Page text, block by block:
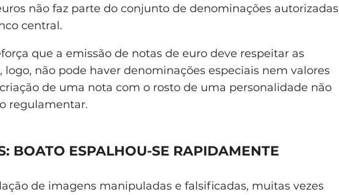
não faz parte do conjunto de denominações autorizadas
central.
que a emissão de notas de euro deve respeitar as
logo, não pode haver denominações especiais nem valores
de uma nota com o rosto de uma personalidade não
regulamentar.
BOATO ESPALHOU-SE RAPIDAMENTE
de imagens manipuladas e falsificadas, muitas vezes